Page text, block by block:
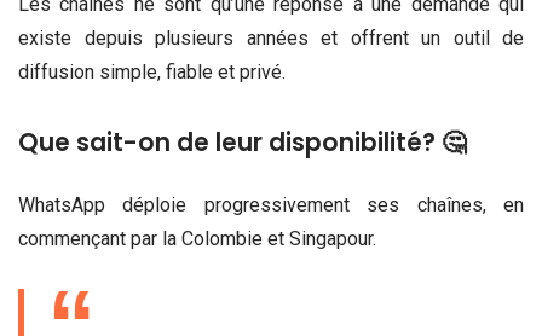
existe depuis plusieurs années et offrent un outil de
diffusion simple, fiable et privé.
Que sait-on de leur disponibilité? 🤔
WhatsApp déploie progressivement ses chaînes, en
commençant par la Colombie et Singapour.